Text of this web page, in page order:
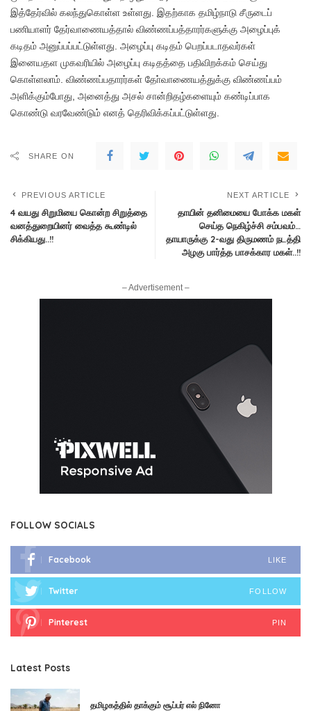
இத்தேர்வில் கலந்துகொள்ள உள்ளது. இதற்காக தமிழ்நாடு சீருடைப்
பணியாளர் தேர்வாணையத்தால் விண்ணப்பத்தாரர்களுக்கு அழைப்புக்
கடிதம் அனுப்பப்பட்டுள்ளது. அழைப்பு கடிதம் பெறப்படாதவர்கள்
இனையதள முகவரியில் அழைப்பு கடிதத்தை பதிவிறக்கம் செய்து
கொள்ளலாம். விண்ணப்பதாரர்கள் தோ்வாணையத்துக்கு விண்ணப்பம்
அளிக்கும்போது, அனைத்து அசல் சான்றிதழ்களையும் கண்டிப்பாக
கொண்டு வரவேண்டும் எனத் தெரிவிக்கப்பட்டுள்ளது.
SHARE ON
PREVIOUS ARTICLE
4 வயது சிறுமியை கொன்ற சிறுத்தை
வனத்துறையினர் வைத்த கூண்டில்
சிக்கியது..!!
NEXT ARTICLE
தாயின் தனிமையை போக்க மகள்
செய்த நெகிழ்ச்சி சம்பவம்…
தாயாருக்கு 2-வது திருமணம் நடத்தி
அழகு பார்த்த பாசக்கார மகள்..!!
– Advertisement –
FOLLOW SOCIALS
Facebook LIKE
Twitter FOLLOW
Pinterest PIN
Latest Posts
தமிழகத்தில் தாக்கும் சூப்பர் எல் நினோ